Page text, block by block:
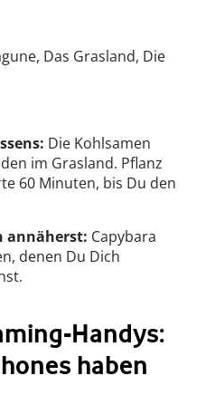
Das Grasland, Die
Die Kohlsamen
im Grasland. Pflanz
60 Minuten, bis Du den
annäherst: Capybara
denen Du Dich
Handys:
haben